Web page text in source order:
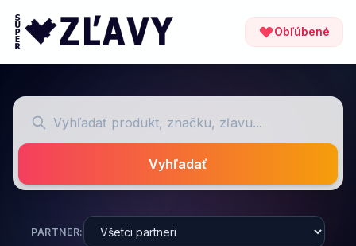
Obľúbené
Vyhľadať
PARTNER: